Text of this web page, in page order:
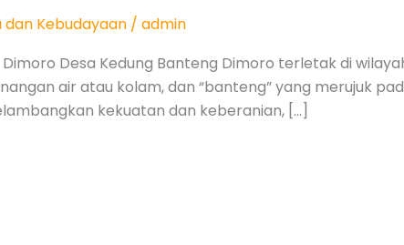
dan Kebudayaan / admin
Desa Kedung Banteng Dimoro terletak di
air atau kolam, dan “banteng” yang merujuk
kekuatan dan keberanian, […]